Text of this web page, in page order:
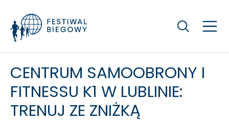
Szukaj
CENTRUM SAMOOBRONY I
FITNESSU K1 W LUBLINIE:
TRENUJ ZE ZNIŻKĄ